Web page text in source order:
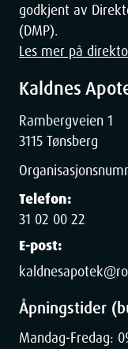
godkjent av
(DMP).
Les mer på
Kaldnes
Rambergveien 1
3115 Tønsberg
Telefon:
31 02 00 22
E-post:
Åpningstider
Mandag-Fredag: